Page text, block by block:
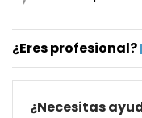
¿Eres profesional?
¿Necesitas